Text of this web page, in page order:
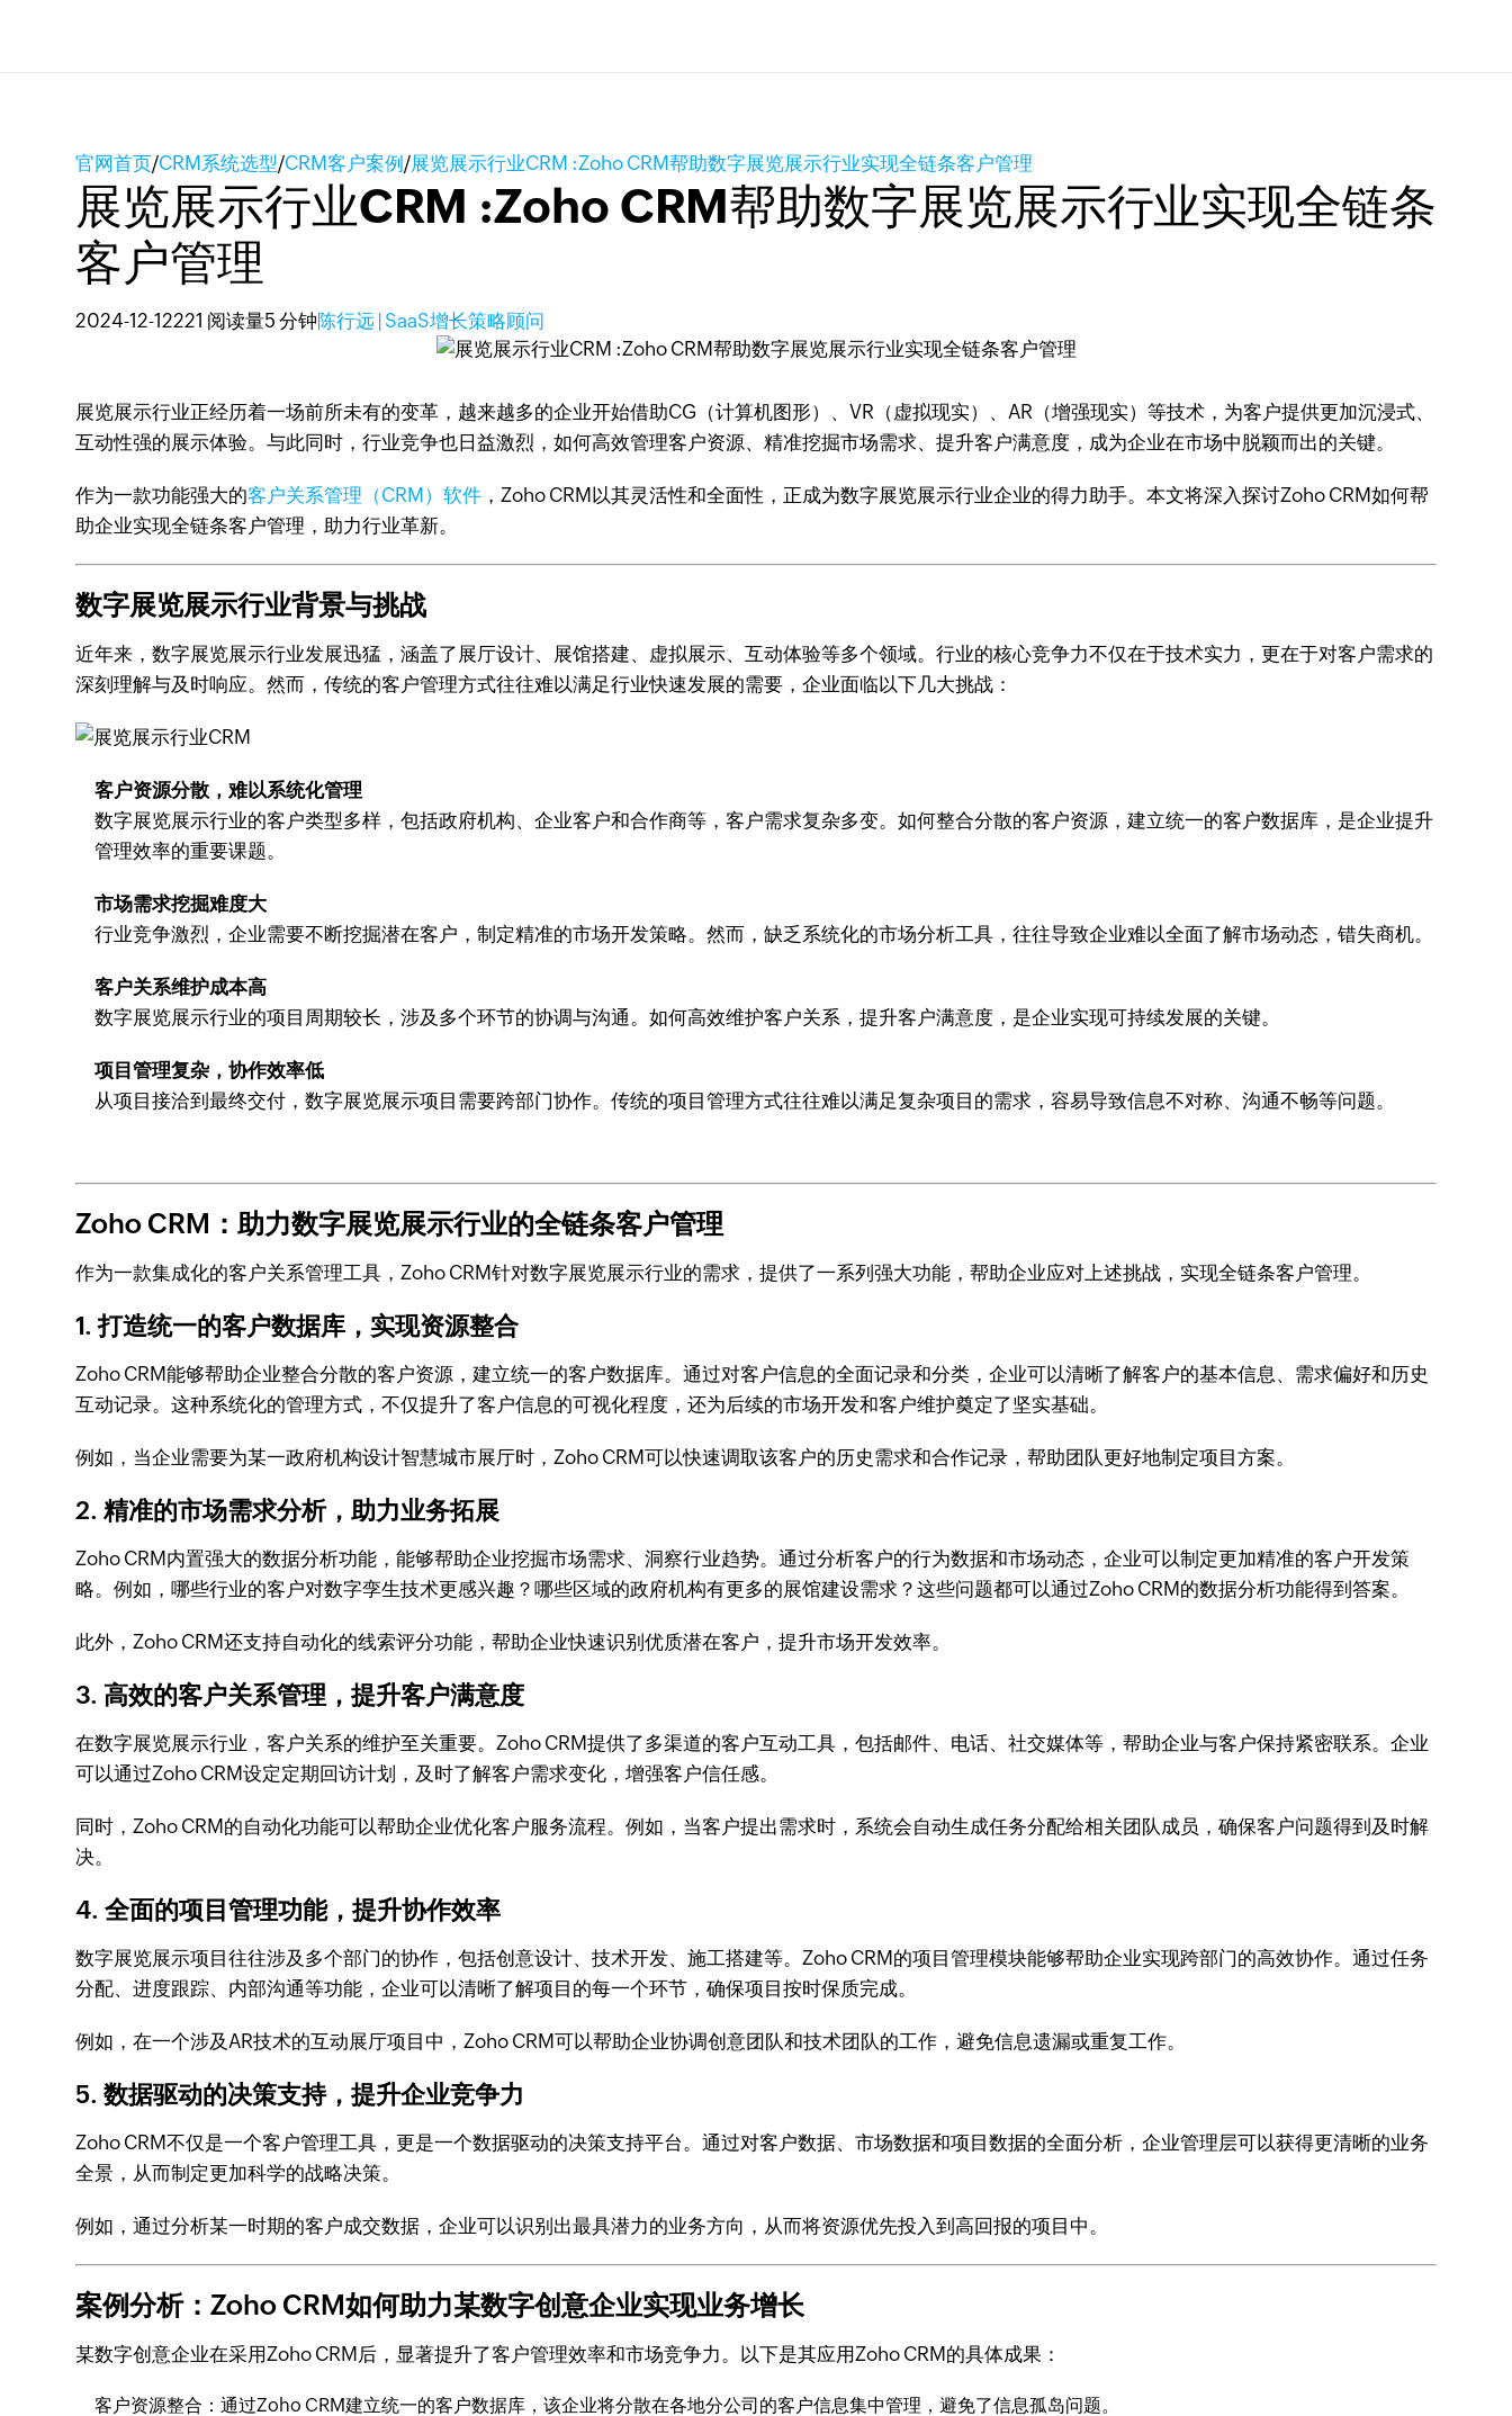
官网首页/CRM系统选型/CRM客户案例/展览展示行业CRM :Zoho CRM帮助数字展览展示行业实现全链条客户管理
展览展示行业CRM :Zoho CRM帮助数字展览展示行业实现全链条
客户管理
2024-12-12221 阅读量5 分钟陈行远 | SaaS增长策略顾问
展览展示行业正经历着一场前所未有的变革，越来越多的企业开始借助CG（计算机图形）、VR（虚拟现实）、AR（增强现实）等技术，为客户提供更加沉浸式、
互动性强的展示体验。与此同时，行业竞争也日益激烈，如何高效管理客户资源、精准挖掘市场需求、提升客户满意度，成为企业在市场中脱颖而出的关键。
作为一款功能强大的客户关系管理（CRM）软件 ，Zoho CRM以其灵活性和全面性，正成为数字展览展示行业企业的得力助手。本文将深入探讨Zoho CRM如何帮
助企业实现全链条客户管理，助力行业革新。
数字展览展示行业背景与挑战
近年来，数字展览展示行业发展迅猛，涵盖了展厅设计、展馆搭建、虚拟展示、互动体验等多个领域。行业的核心竞争力不仅在于技术实力，更在于对客户需求的
深刻理解与及时响应。然而，传统的客户管理方式往往难以满足行业快速发展的需要，企业面临以下几大挑战：
客户资源分散，难以系统化管理
数字展览展示行业的客户类型多样，包括政府机构、企业客户和合作商等，客户需求复杂多变。如何整合分散的客户资源，建立统一的客户数据库，是企业提升
管理效率的重要课题。
市场需求挖掘难度大
行业竞争激烈，企业需要不断挖掘潜在客户，制定精准的市场开发策略。然而，缺乏系统化的市场分析工具，往往导致企业难以全面了解市场动态，错失商机。
客户关系维护成本高
数字展览展示行业的项目周期较长，涉及多个环节的协调与沟通。如何高效维护客户关系，提升客户满意度，是企业实现可持续发展的关键。
项目管理复杂，协作效率低
从项目接洽到最终交付，数字展览展示项目需要跨部门协作。传统的项目管理方式往往难以满足复杂项目的需求，容易导致信息不对称、沟通不畅等问题。
Zoho CRM：助力数字展览展示行业的全链条客户管理
作为一款集成化的客户关系管理工具，Zoho CRM针对数字展览展示行业的需求，提供了一系列强大功能，帮助企业应对上述挑战，实现全链条客户管理。
1. 打造统一的客户数据库，实现资源整合
Zoho CRM能够帮助企业整合分散的客户资源，建立统一的客户数据库。通过对客户信息的全面记录和分类，企业可以清晰了解客户的基本信息、需求偏好和历史
互动记录。这种系统化的管理方式，不仅提升了客户信息的可视化程度，还为后续的市场开发和客户维护奠定了坚实基础。
例如，当企业需要为某一政府机构设计智慧城市展厅时，Zoho CRM可以快速调取该客户的历史需求和合作记录，帮助团队更好地制定项目方案。
2. 精准的市场需求分析，助力业务拓展
Zoho CRM内置强大的数据分析功能，能够帮助企业挖掘市场需求、洞察行业趋势。通过分析客户的行为数据和市场动态，企业可以制定更加精准的客户开发策
略。例如，哪些行业的客户对数字孪生技术更感兴趣？哪些区域的政府机构有更多的展馆建设需求？这些问题都可以通过Zoho CRM的数据分析功能得到答案。
此外，Zoho CRM还支持自动化的线索评分功能，帮助企业快速识别优质潜在客户，提升市场开发效率。
3. 高效的客户关系管理，提升客户满意度
在数字展览展示行业，客户关系的维护至关重要。Zoho CRM提供了多渠道的客户互动工具，包括邮件、电话、社交媒体等，帮助企业与客户保持紧密联系。企业
可以通过Zoho CRM设定定期回访计划，及时了解客户需求变化，增强客户信任感。
同时，Zoho CRM的自动化功能可以帮助企业优化客户服务流程。例如，当客户提出需求时，系统会自动生成任务分配给相关团队成员，确保客户问题得到及时解
决。
4. 全面的项目管理功能，提升协作效率
数字展览展示项目往往涉及多个部门的协作，包括创意设计、技术开发、施工搭建等。Zoho CRM的项目管理模块能够帮助企业实现跨部门的高效协作。通过任务
分配、进度跟踪、内部沟通等功能，企业可以清晰了解项目的每一个环节，确保项目按时保质完成。
例如，在一个涉及AR技术的互动展厅项目中，Zoho CRM可以帮助企业协调创意团队和技术团队的工作，避免信息遗漏或重复工作。
5. 数据驱动的决策支持，提升企业竞争力
Zoho CRM不仅是一个客户管理工具，更是一个数据驱动的决策支持平台。通过对客户数据、市场数据和项目数据的全面分析，企业管理层可以获得更清晰的业务
全景，从而制定更加科学的战略决策。
例如，通过分析某一时期的客户成交数据，企业可以识别出最具潜力的业务方向，从而将资源优先投入到高回报的项目中。
案例分析：Zoho CRM如何助力某数字创意企业实现业务增长
某数字创意企业在采用Zoho CRM后，显著提升了客户管理效率和市场竞争力。以下是其应用Zoho CRM的具体成果：
客户资源整合：通过Zoho CRM建立统一的客户数据库，该企业将分散在各地分公司的客户信息集中管理，避免了信息孤岛问题。